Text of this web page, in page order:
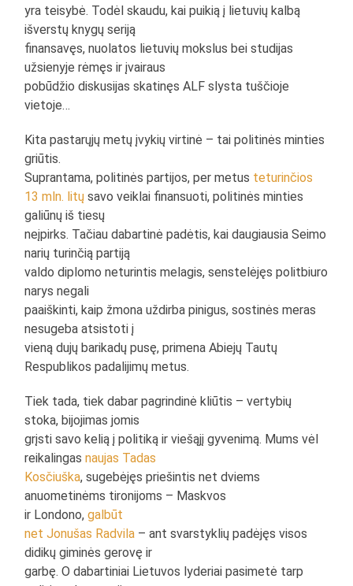
yra teisybė. Todėl skaudu, kai puikią į lietuvių kalbą
išverstų knygų seriją
finansavęs, nuolatos lietuvių mokslus bei studijas
užsienyje rėmęs ir įvairaus
pobūdžio diskusijas skatinęs ALF slysta tuščioje
vietoje…
Kita pastarųjų metų įvykių virtinė – tai politinės minties
griūtis.
Suprantama, politinės partijos, per metus teturinčios
13 mln. litų savo veiklai finansuoti, politinės minties
galiūnų iš tiesų
neįpirks. Tačiau dabartinė padėtis, kai daugiausia Seimo
narių turinčią partiją
valdo diplomo neturintis melagis, senstelėjęs politbiuro
narys negali
paaiškinti, kaip žmona uždirba pinigus, sostinės meras
nesugeba atsistoti į
vieną dujų barikadų pusę, primena Abiejų Tautų
Respublikos padalijimų metus.
Tiek tada, tiek dabar pagrindinė kliūtis – vertybių
stoka, bijojimas jomis
grįsti savo kelią į politiką ir viešąjį gyvenimą. Mums vėl
reikalingasnaujas Tadas
Kosčiuška, sugebėjęs priešintis net dviems
anuometinėms tironijoms – Maskvos
ir Londono,galbūt
net Jonušas Radvila – ant svarstyklių padėjęs visos
didikų giminės gerovę ir
garbę. O dabartiniai Lietuvos lyderiai pasimetė tarp